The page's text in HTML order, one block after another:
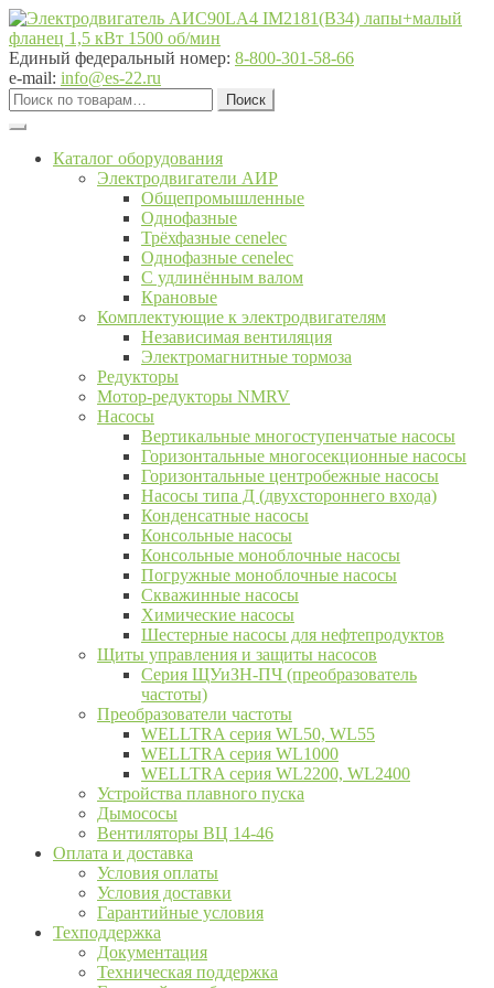
Перейти
к
навигации
Перейти
к
содержимому
Единый федеральный номер: 8-800-301-58-66
e-mail: info@es-22.ru
Искать:
Поиск
Каталог оборудования
Электродвигатели АИР
Общепромышленные
Однофазные
Трёхфазные cenelec
Однофазные cenelec
С удлинённым валом
Крановые
Комплектующие к электродвигателям
Независимая вентиляция
Электромагнитные тормоза
Редукторы
Мотор-редукторы NMRV
Насосы
Вертикальные многоступенчатые насосы
Горизонтальные многосекционные насосы
Горизонтальные центробежные насосы
Насосы типа Д (двухстороннего входа)
Конденсатные насосы
Консольные насосы
Консольные моноблочные насосы
Погружные моноблочные насосы
Скважинные насосы
Химические насосы
Шестерные насосы для нефтепродуктов
Щиты управления и защиты насосов
Серия ЩУиЗН-ПЧ (преобразователь
частоты)
Преобразователи частоты
WELLTRA cерия WL50, WL55
WELLTRA cерия WL1000
WELLTRA серия WL2200, WL2400
Устройства плавного пуска
Дымососы
Вентиляторы ВЦ 14-46
Оплата и доставка
Условия оплаты
Условия доставки
Гарантийные условия
Техподдержка
Документация
Техническая поддержка